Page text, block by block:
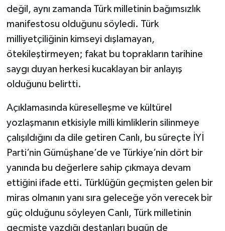
değil, aynı zamanda Türk milletinin bağımsızlık
manifestosu olduğunu söyledi. Türk
milliyetçiliğinin kimseyi dışlamayan,
ötekileştirmeyen; fakat bu toprakların tarihine
saygı duyan herkesi kucaklayan bir anlayış
olduğunu belirtti.
Açıklamasında küreselleşme ve kültürel
yozlaşmanın etkisiyle milli kimliklerin silinmeye
çalışıldığını da dile getiren Canlı, bu süreçte İYİ
Parti’nin Gümüşhane’de ve Türkiye’nin dört bir
yanında bu değerlere sahip çıkmaya devam
ettiğini ifade etti. Türklüğün geçmişten gelen bir
miras olmanın yanı sıra geleceğe yön verecek bir
güç olduğunu söyleyen Canlı, Türk milletinin
geçmişte yazdığı destanları bugün de